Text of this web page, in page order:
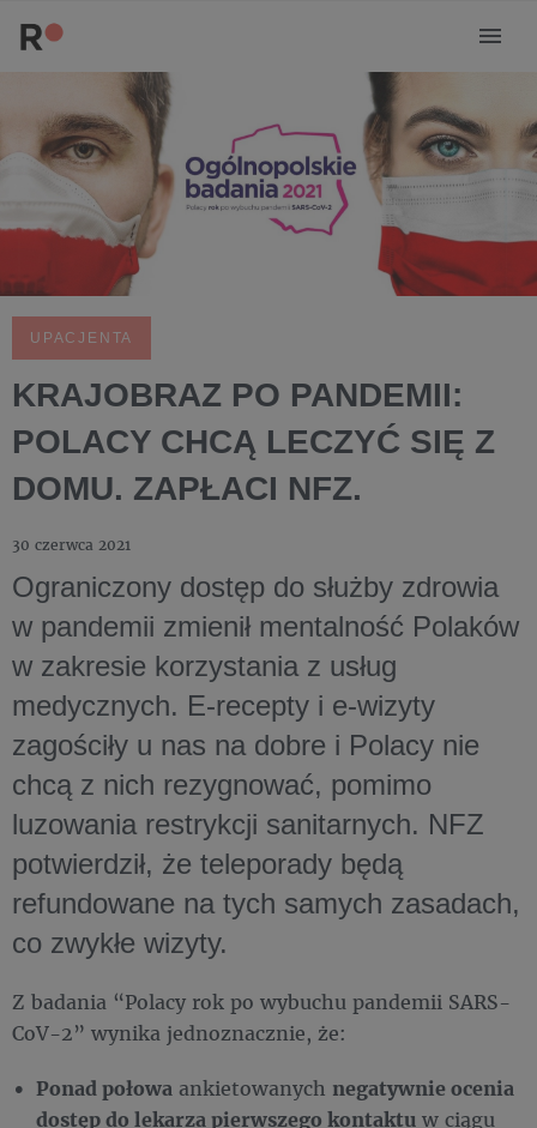
UPACJENTA
KRAJOBRAZ PO PANDEMII:
POLACY CHCĄ LECZYĆ SIĘ Z
DOMU. ZAPŁACI NFZ.
30 czerwca 2021
Ograniczony dostęp do służby zdrowia
w pandemii zmienił mentalność Polaków
w zakresie korzystania z usług
medycznych. E-recepty i e-wizyty
zagościły u nas na dobre i Polacy nie
chcą z nich rezygnować, pomimo
luzowania restrykcji sanitarnych. NFZ
potwierdził, że teleporady będą
refundowane na tych samych zasadach,
co zwykłe wizyty.
Z badania “Polacy rok po wybuchu pandemii SARS-
CoV-2” wynika jednoznacznie, że:
Ponad połowa ankietowanych negatywnie ocenia
dostęp do lekarza pierwszego kontaktu w ciągu